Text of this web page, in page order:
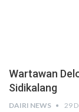
Wartawan
Sidikalang
DAIRI NEWS 29